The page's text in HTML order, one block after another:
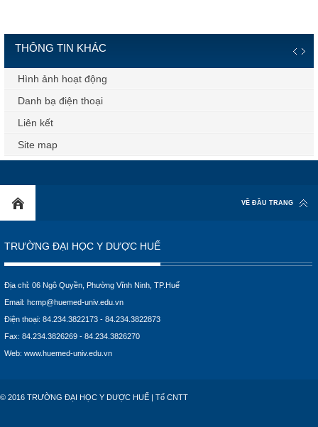
THÔNG TIN KHÁC
Hình ảnh hoạt động
Danh bạ điện thoại
Liên kết
Site map
VỀ ĐẦU TRANG
TRƯỜNG ĐẠI HỌC Y DƯỢC HUẾ
Địa chỉ: 06 Ngô Quyền, Phường Vĩnh Ninh, TP.Huế
Email: hcmp@huemed-univ.edu.vn
Điện thoại: 84.234.3822173 - 84.234.3822873
Fax: 84.234.3826269 - 84.234.3826270
Web: www.huemed-univ.edu.vn
© 2016 TRƯỜNG ĐẠI HỌC Y DƯỢC HUẾ | Tổ CNTT